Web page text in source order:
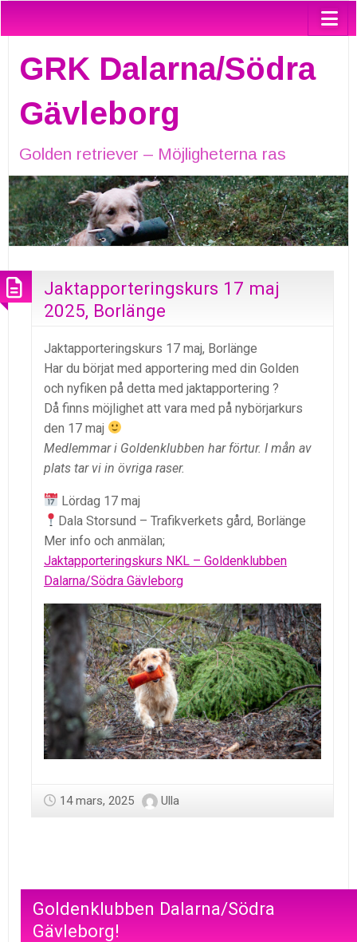
GRK Dalarna/Södra
Gävleborg
Golden retriever – Möjligheterna ras
Jaktapporteringskurs 17 maj
2025, Borlänge
Jaktapporteringskurs 17 maj, Borlänge
Har du börjat med apportering med din Golden
och nyfiken på detta med jaktapportering ?
Då finns möjlighet att vara med på nybörjarkurs
den 17 maj
Medlemmar i Goldenklubben har förtur. I mån av
plats tar vi in övriga raser.
Lördag 17 maj
Dala Storsund – Trafikverkets gård, Borlänge
Mer info och anmälan;
Jaktapporteringskurs NKL – Goldenklubben
Dalarna/Södra Gävleborg
14 mars, 2025 Ulla
Goldenklubben Dalarna/Södra
Gävleborg!